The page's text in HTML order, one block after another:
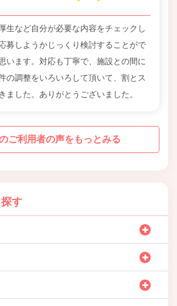
生など自分が必要な内容をチェックし
募しようかじっくり検討することがで
います。対応も丁寧で、施設との間に
の調整をいろいろして頂いて、割とス
ました。ありがとうございました。
ご利用者の声をもっとみる
す